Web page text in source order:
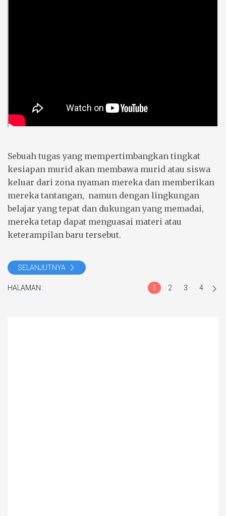
Sebuah tugas yang mempertimbangkan tingkat
kesiapan murid akan membawa murid atau siswa
keluar dari zona nyaman mereka dan memberikan
mereka tantangan, namun dengan lingkungan
belajar yang tepat dan dukungan yang memadai,
mereka tetap dapat menguasai materi atau
keterampilan baru tersebut.
SELANJUTNYA
HALAMAN : 1 2 3 4